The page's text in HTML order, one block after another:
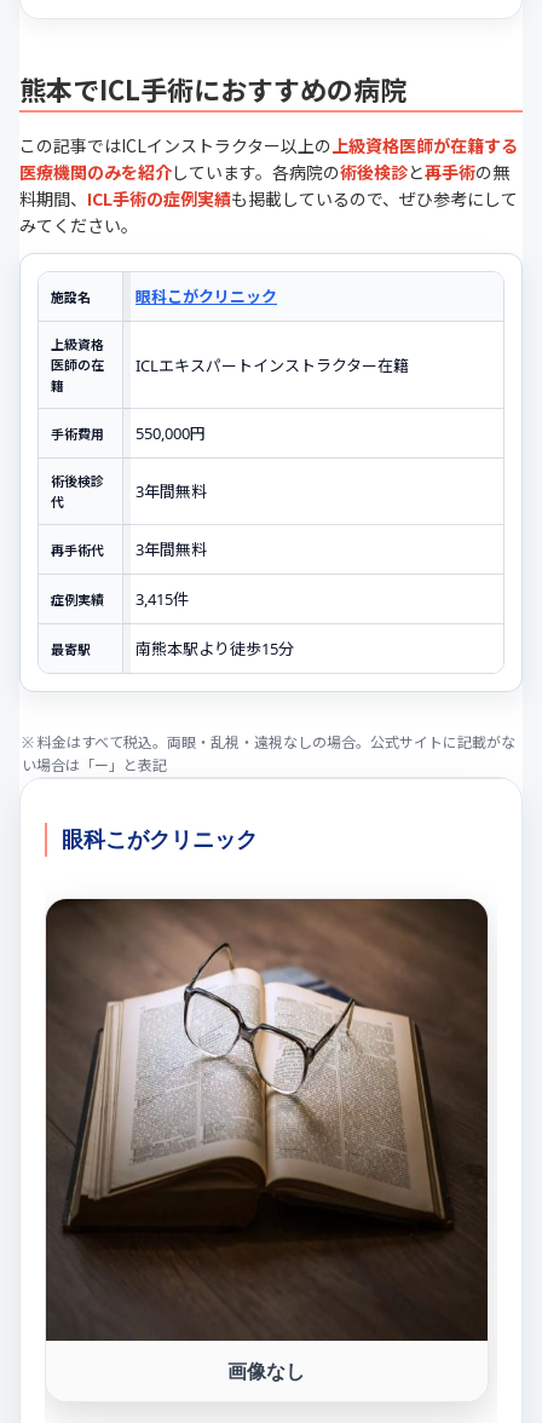
熊本でICL手術におすすめの病院
この記事ではICLインストラクター以上の上級資格医師が在籍する
医療機関のみを紹介しています。各病院の術後検診と再手術の無
料期間、 ICL手術の症例実績も掲載しているので、ぜひ参考にして
みてください。
施設名 眼科こがクリニック
上級資格
医師の在
籍
ICLエキスパートインストラクター在籍
手術費用 550,000円
術後検診
代
3年間無料
再手術代 3年間無料
症例実績 3,415件
最寄駅 南熊本駅より徒歩15分
※ 料金はすべて税込。両眼・乱視・遠視なしの場合。公式サイトに記載がな
い場合は「ー」と表記
眼科こがクリニック
画像なし